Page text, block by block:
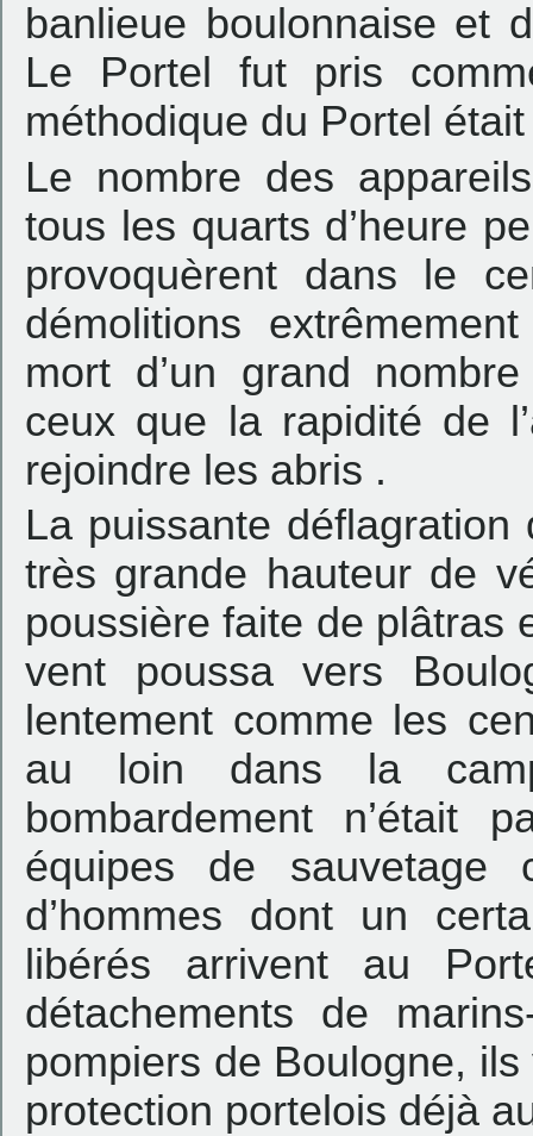
banlieue boulonnaise et
Le Portel fut pris
méthodique du Portel
Le nombre des
tous les quarts d’heure
provoquèrent dans le
démolitions
mort d’un grand
ceux que la rapidité de
rejoindre les abris .
La puissante
très grande hauteur de
poussière faite de plâtras
vent poussa vers
lentement comme les
au loin dans la
bombardement n’était
équipes de sauvetage
d’hommes dont un
libérés arrivent au
détachements de
pompiers de Boulogne,
protection portelois déjà